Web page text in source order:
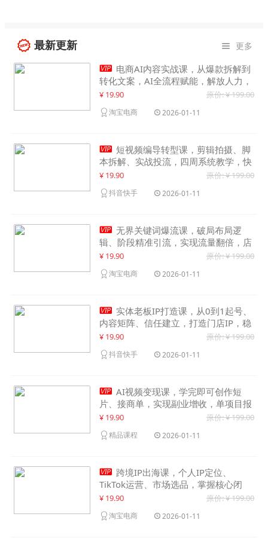
最新更新  更多
 电商AI内容实战课，从爆款拆解到
转化文案，AI全流程赋能，解放人力，
单月节省内容成本数万元
¥ 19.90 原价: ¥ 199.00
淘宝电商 2026-01-11
 短视频编导转型课，剪辑拍摄、脚
本拆解、实战投流，四周系统教学，快
速入行月入2w+
¥ 19.90 原价: ¥ 199.00
抖音快手 2026-01-11
 无界关键词爆流课，破局布局逻
辑、阶段精准引流，实现流量翻倍，店
铺业绩增长50%+
¥ 19.90 原价: ¥ 199.00
淘宝电商 2026-01-11
 实体老板IP打造课，从0到1起号、
内容矩阵、信任建立，打造门店IP，稳
定获客增收
¥ 19.90 原价: ¥ 199.00
抖音快手 2026-01-11
 AI视频变现课，学完即可创作短
片、接商单，实现副业增收，单项目报
价可达千元
¥ 19.90 原价: ¥ 199.00
精品课程 2026-01-11
 跨境IP出海课，个人IP定位、
TikTok运营、市场选品，掌握核心闭
环，实现月入1万美金+
¥ 19.90 原价: ¥ 199.00
淘宝电商 2026-01-11